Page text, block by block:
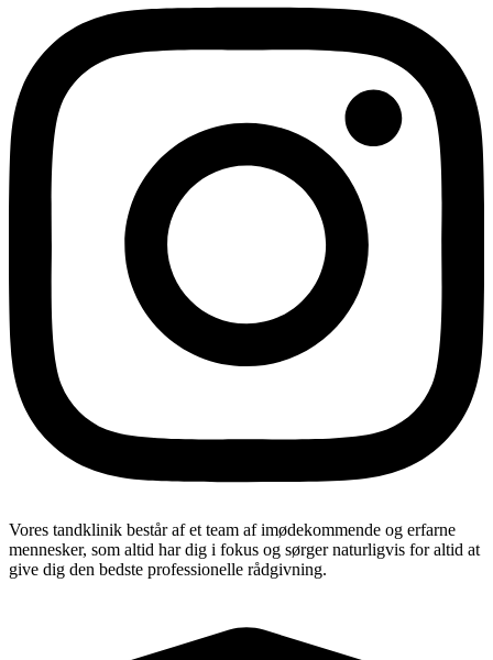
Vores tandklinik består af et team af imødekommende og erfarne
mennesker, som altid har dig i fokus og sørger naturligvis for altid at
give dig den bedste professionelle rådgivning.